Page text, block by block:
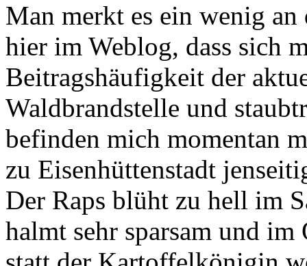
Man merkt es ein wenig an
hier im Weblog, dass sich
Beitragshäufigkeit der
Waldbrandstelle und
befinden mich momentan
zu Eisenhüttenstadt
Der Raps blüht zu hell im
halmt sehr sparsam und